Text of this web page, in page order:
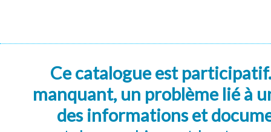
Ce catalogue est
manquant, un problème lié à
des informations et